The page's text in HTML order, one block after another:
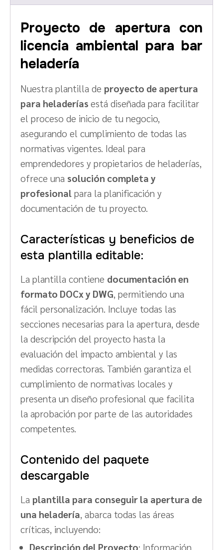
Proyecto de apertura con
licencia ambiental para bar
heladería
Nuestra plantilla de proyecto de apertura
para heladerías está diseñada para facilitar
el proceso de inicio de tu negocio,
asegurando el cumplimiento de todas las
normativas vigentes. Ideal para
emprendedores y propietarios de heladerías,
ofrece una solución completa y
profesional para la planificación y
documentación de tu proyecto.
Características y beneficios de
esta plantilla editable:
La plantilla contiene documentación en
formato DOCx y DWG , permitiendo una
fácil personalización. Incluye todas las
secciones necesarias para la apertura, desde
la descripción del proyecto hasta la
evaluación del impacto ambiental y las
medidas correctoras. También garantiza el
cumplimiento de normativas locales y
presenta un diseño profesional que facilita
la aprobación por parte de las autoridades
competentes.
Contenido del paquete
descargable
La plantilla para conseguir la apertura de
una heladería , abarca todas las áreas
críticas, incluyendo:
Descripción del Proyecto: Información